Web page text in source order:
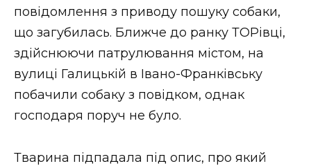
Втрачений Ужгород (відеоверсія)
ЗАКАРПАТСЬКІ НОВИНИ
повідомлення з приводу пошуку собаки,
що загубилась. Ближче до ранку ТОРівці,
здійснюючи патрулювання містом, на
вулиці Галицькій в Івано-Франківську
побачили собаку з повідком, однак
господаря поруч не було.
Тварина підпадала під опис, про який